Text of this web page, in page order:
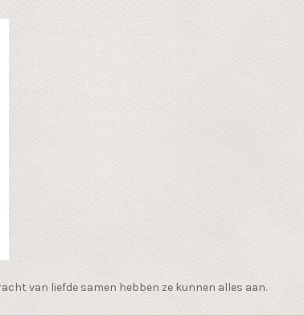
van liefde samen hebben ze kunnen alles aan.